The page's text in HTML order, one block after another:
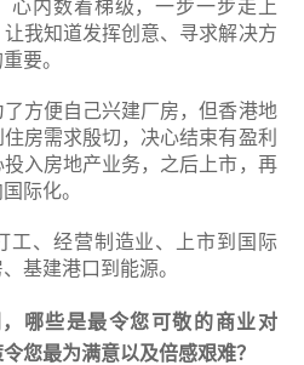
心内数着梯级，一步一步走上
我知道发挥创意、寻求解决方
要。
方便自己兴建厂房，但香港地
房需求殷切，决心结束有盈利
入房地产业务，之后上市，再
际化。
工、经营制造业、上市到国际
基建港口到能源。
哪些是最令您可敬的商业对
您最为满意以及倍感艰难？